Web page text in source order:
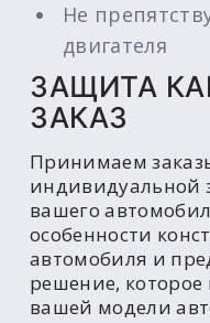
Не
двигателя
ЗАЩИТА
ЗАКАЗ
Принимаем
индивидуальной
вашего
особенности
автомобиля и
решение,
вашей модели